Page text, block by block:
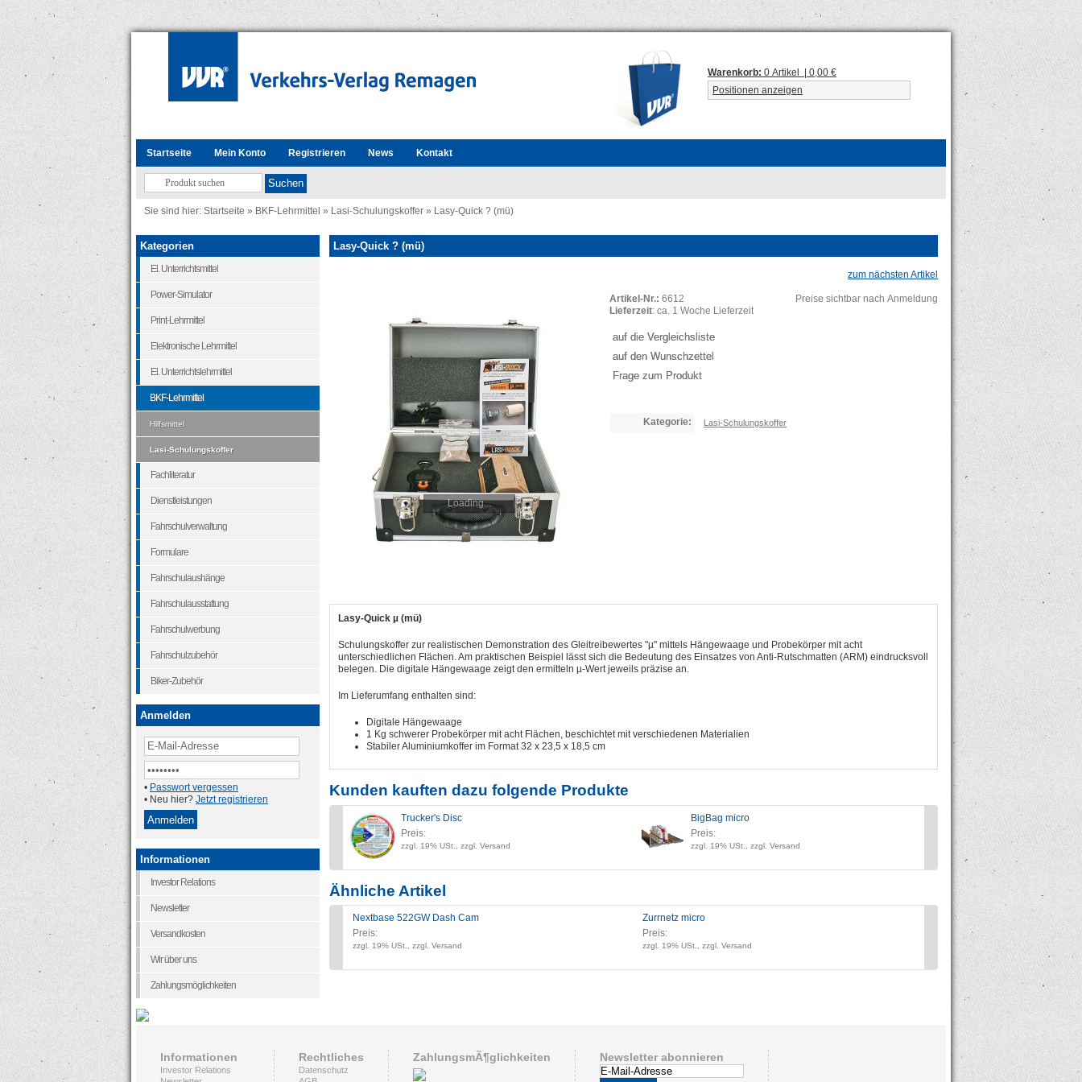
Warenkorb: 0 Artikel | 0,00 €
Positionen anzeigen
Startseite Mein Konto Registrieren News Kontakt
Sie sind hier: Startseite » BKF-Lehrmittel » Lasi-Schulungskoffer » Lasy-Quick ? (mü)
Lasy-Quick ? (mü)
zum nächsten Artikel
Loading...
Artikel-Nr.: 6612
Lieferzeit: ca. 1 Woche Lieferzeit
auf die Vergleichsliste
auf den Wunschzettel
Frage zum Produkt
Preise sichtbar nach Anmeldung
Kategorie: Lasi-Schulungskoffer
Lasy-Quick µ (mü)
Schulungskoffer zur realistischen Demonstration des Gleitreibewertes "µ" mittels Hängewaage und Probekörper mit acht
unterschiedlichen Flächen. Am praktischen Beispiel lässt sich die Bedeutung des Einsatzes von Anti-Rutschmatten (ARM) eindrucksvoll
belegen. Die digitale Hängewaage zeigt den ermitteln µ-Wert jeweils präzise an.
Im Lieferumfang enthalten sind:
Digitale Hängewaage
1 Kg schwerer Probekörper mit acht Flächen, beschichtet mit verschiedenen Materialien
Stabiler Aluminiumkoffer im Format 32 x 23,5 x 18,5 cm
Kunden kauften dazu folgende Produkte
Trucker's Disc
Preis:
zzgl. 19% USt., zzgl. Versand
BigBag micro
Preis:
zzgl. 19% USt., zzgl. Versand
Kartonladung micro
Preis:
zzgl. 19% USt., zzgl.
Ähnliche Artikel
Nextbase 522GW Dash Cam
Preis:
zzgl. 19% USt., zzgl. Versand
Zurrnetz micro
Preis:
zzgl. 19% USt., zzgl. Versand
Lasi Quick inkl. Transportbox
zzgl. 19% USt., zzgl. Versand
Kategorien
El. Unterrichtsmittel
Power-Simulator
Print-Lehrmittel
Elektronische Lehrmittel
El. Unterrichtslehrmittel
BKF-Lehrmittel
Hilfsmittel
Lasi-Schulungskoffer
Fachliteratur
Dienstleistungen
Fahrschulverwaltung
Formulare
Fahrschulaushänge
Fahrschulausstattung
Fahrschulwerbung
Fahrschulzubehör
Biker-Zubehör
Anmelden
• Passwort vergessen
• Neu hier? Jetzt registrieren
Informationen
Investor Relations
Newsletter
Versandkosten
Wir über uns
Zahlungsmöglichkeiten
Informationen
Investor Relations
Rechtliches
Datenschutz
ZahlungsmÃ¶glichkeiten Newsletter abonnieren